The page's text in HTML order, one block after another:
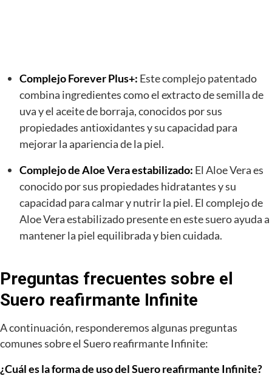
Complejo Forever Plus+: Este complejo patentado
combina ingredientes como el extracto de semilla de
uva y el aceite de borraja, conocidos por sus
propiedades antioxidantes y su capacidad para
mejorar la apariencia de la piel.
Complejo de Aloe Vera estabilizado: El Aloe Vera es
conocido por sus propiedades hidratantes y su
capacidad para calmar y nutrir la piel. El complejo de
Aloe Vera estabilizado presente en este suero ayuda a
mantener la piel equilibrada y bien cuidada.
Preguntas frecuentes sobre el
Suero reafirmante Infinite
A continuación, responderemos algunas preguntas
comunes sobre el Suero reafirmante Infinite:
¿Cuál es la forma de uso del Suero reafirmante Infinite?